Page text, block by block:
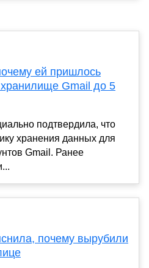
ей пришлось
хранилище Gmail до 5
подтвердила, что
хранения данных для
Gmail. Ранее
почему вырубили